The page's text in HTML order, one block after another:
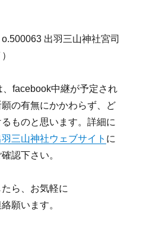
出羽三山神社宮司
facebook中継が予定され
の有無にかかわらず、ど
ものと思います。詳細に
羽三山神社ウェブサイト に
認下さい。
ら、お気軽に
願います。